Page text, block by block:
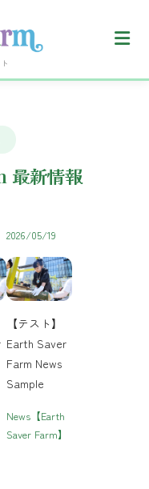
最新情報
2026/05/19
【テスト】
Earth Saver
Farm News
Sample
News【Earth
Saver Farm】